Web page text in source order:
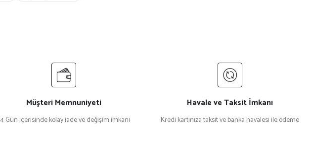
Müşteri Memnuniyeti
Gün içerisinde kolay iade ve değişim imkanı
Havale ve Taksit İmkanı
Kredi kartınıza taksit ve banka havalesi ile ödeme